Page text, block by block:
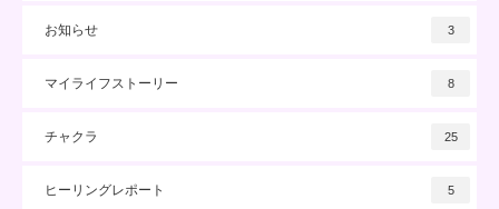
お知らせ 3
マイライフストーリー 8
チャクラ 25
ヒーリングレポート 5